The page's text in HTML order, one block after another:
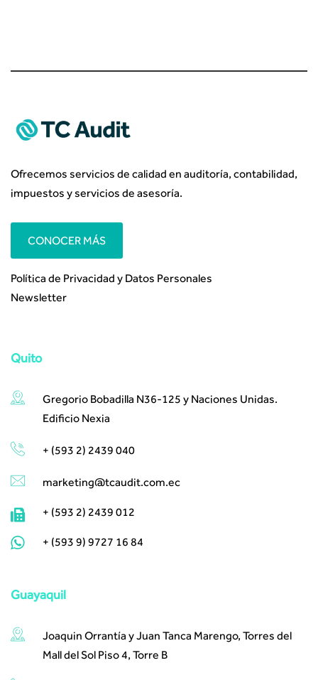
Ofrecemos servicios de calidad en auditoría, contabilidad,
impuestos y servicios de asesoría.
CONOCER MÁS
Política de Privacidad y Datos Personales
Newsletter
Quito
Gregorio Bobadilla N36-125 y Naciones Unidas.
Edificio Nexia
+ (593 2) 2439 040
marketing@tcaudit.com.ec​ ​
+ (593 2) 2439 012
+ (593 9) 9727 16 84
Guayaquil
Joaquin Orrantía y Juan Tanca Marengo, Torres del
Mall del Sol Piso 4, Torre B